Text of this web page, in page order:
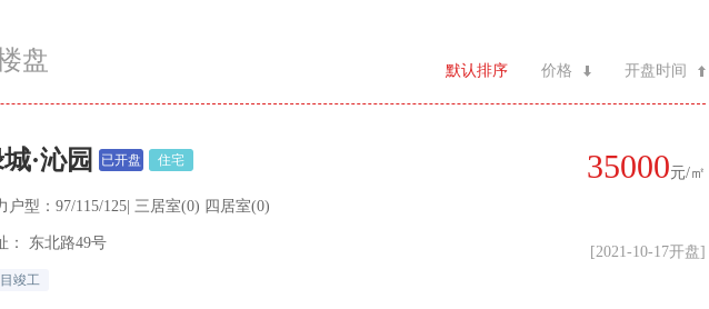
盘 默认排序 价格 开盘时间
·沁园 已开盘 住宅
户型：97/115/125| 三居室(0) 四居室(0)
： 东北路49号
竣工
35000元/㎡
[2021-10-17开盘]